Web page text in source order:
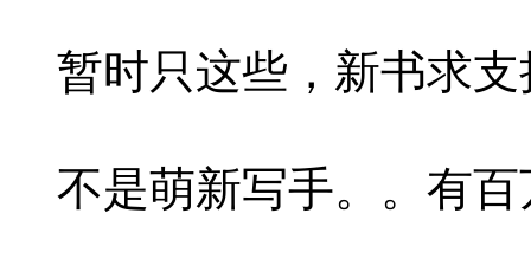
暂时只这些，新书求支
不是萌新写手。。有百